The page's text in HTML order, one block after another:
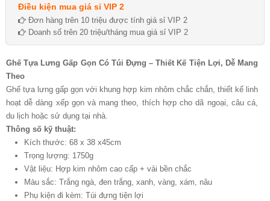
Điều kiện mua giá sỉ VIP 2
Đơn hàng trên 10 triệu được tính giá sỉ VIP 2
Doanh số trên 20 triệu/tháng mua giá sỉ VIP 2
Ghế Tựa Lưng Gấp Gọn Có Túi Đựng – Thiết Kế Tiện Lợi, Dễ Mang
Theo
Ghế tựa lưng gấp gọn với khung hợp kim nhôm chắc chắn, thiết kế linh
hoạt dễ dàng xếp gọn và mang theo, thích hợp cho dã ngoại, câu cá,
du lịch hoặc sử dụng tại nhà.
Thông số kỹ thuật:
Kích thước: 68 x 38 x45cm
Trọng lượng: 1750g
Vật liệu: Hợp kim nhôm cao cấp + vải bền chắc
Màu sắc: Trắng ngà, đen trắng, xanh, vàng, xám, nâu
Phụ kiện đi kèm: Túi đựng tiện lợi